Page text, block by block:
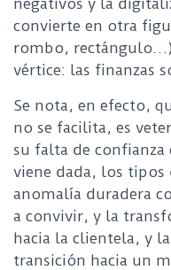
negativos y la
convierte en otra
rombo,
vértice: las finanzas
Se nota, en efecto,
no se facilita, es
su falta de
viene dada, los tipos
anomalía duradera
a convivir, y la
hacia la clientela, y
transición hacia un